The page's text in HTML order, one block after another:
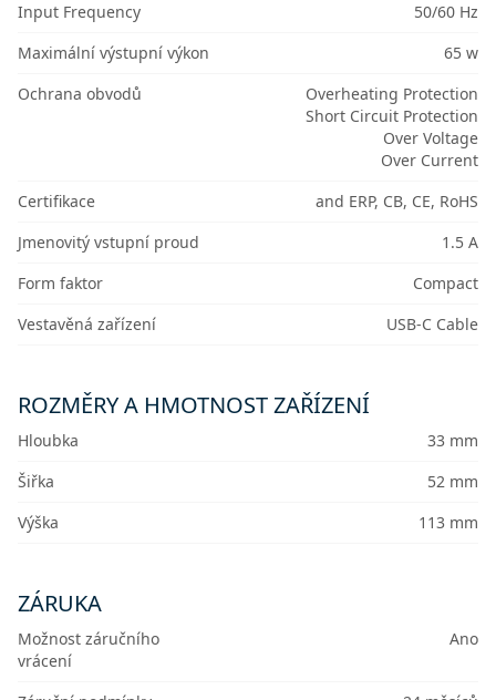
Input Frequency
50/60 Hz
Maximální výstupní výkon
65 w
Ochrana obvodů
Overheating Protection
Short Circuit Protection
Over Voltage
Over Current
Certifikace
and ERP, CB, CE, RoHS
Jmenovitý vstupní proud
1.5 A
Form faktor
Compact
Vestavěná zařízení
USB-C Cable
ROZMĚRY A HMOTNOST ZAŘÍZENÍ
Hloubka
33 mm
Šiřka
52 mm
Výška
113 mm
ZÁRUKA
Možnost záručního
vrácení
Ano